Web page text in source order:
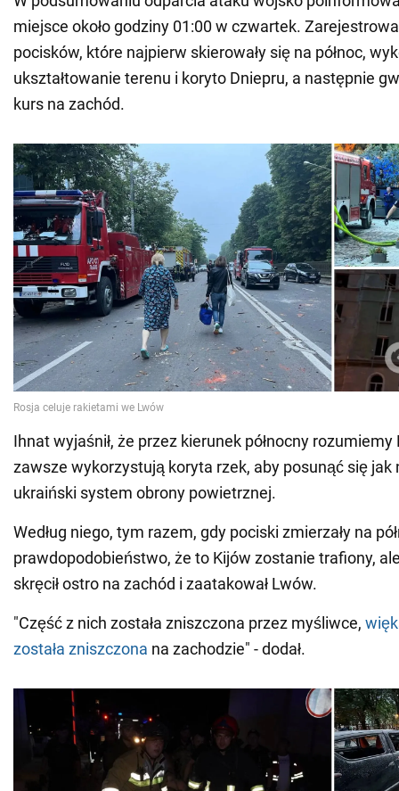
miejsce około godziny 01:00 w czwartek.
pocisków, które najpierw skierowały się na północ,
ukształtowanie terenu i koryto Dniepru, a następnie
kurs na zachód.
Ihnat wyjaśnił, że przez kierunek północny rozumiemy
zawsze wykorzystują koryta rzek, aby posunąć się jak
ukraiński system obrony powietrznej.
Według niego, tym razem, gdy pociski zmierzały na
prawdopodobieństwo, że to Kijów zostanie trafiony,
skręcił ostro na zachód i zaatakował Lwów.
"Część z nich została zniszczona przez myśliwce,
została zniszczona na zachodzie" - dodał.